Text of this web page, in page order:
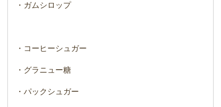
・ガムシロップ
・コーヒーシュガー
・グラニュー糖
・パックシュガー